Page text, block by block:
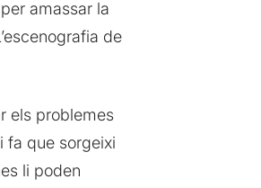
amassar la
de
els problemes
fa que sorgeixi
li poden